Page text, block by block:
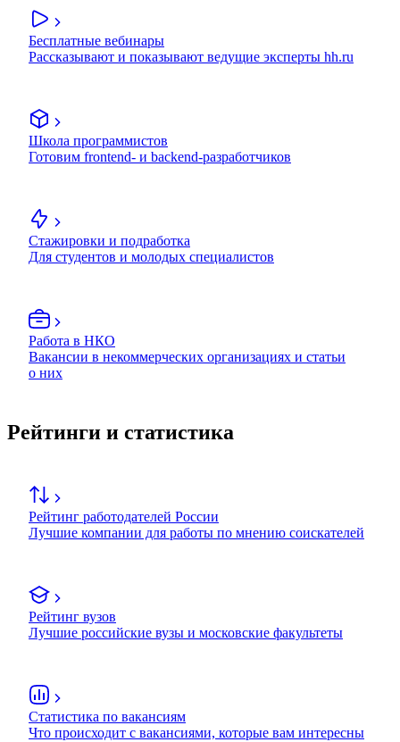
Бесплатные вебинары
Рассказывают и показывают ведущие эксперты hh.ru
Школа программистов
Готовим frontend- и backend-разработчиков
Стажировки и подработка
Для студентов и молодых специалистов
Работа в НКО
Вакансии в некоммерческих организациях и статьи
о них
Рейтинги и статистика
Рейтинг работодателей России
Лучшие компании для работы по мнению соискателей
Рейтинг вузов
Лучшие российские вузы и московские факультеты
Статистика по вакансиям
Что происходит с вакансиями, которые вам интересны